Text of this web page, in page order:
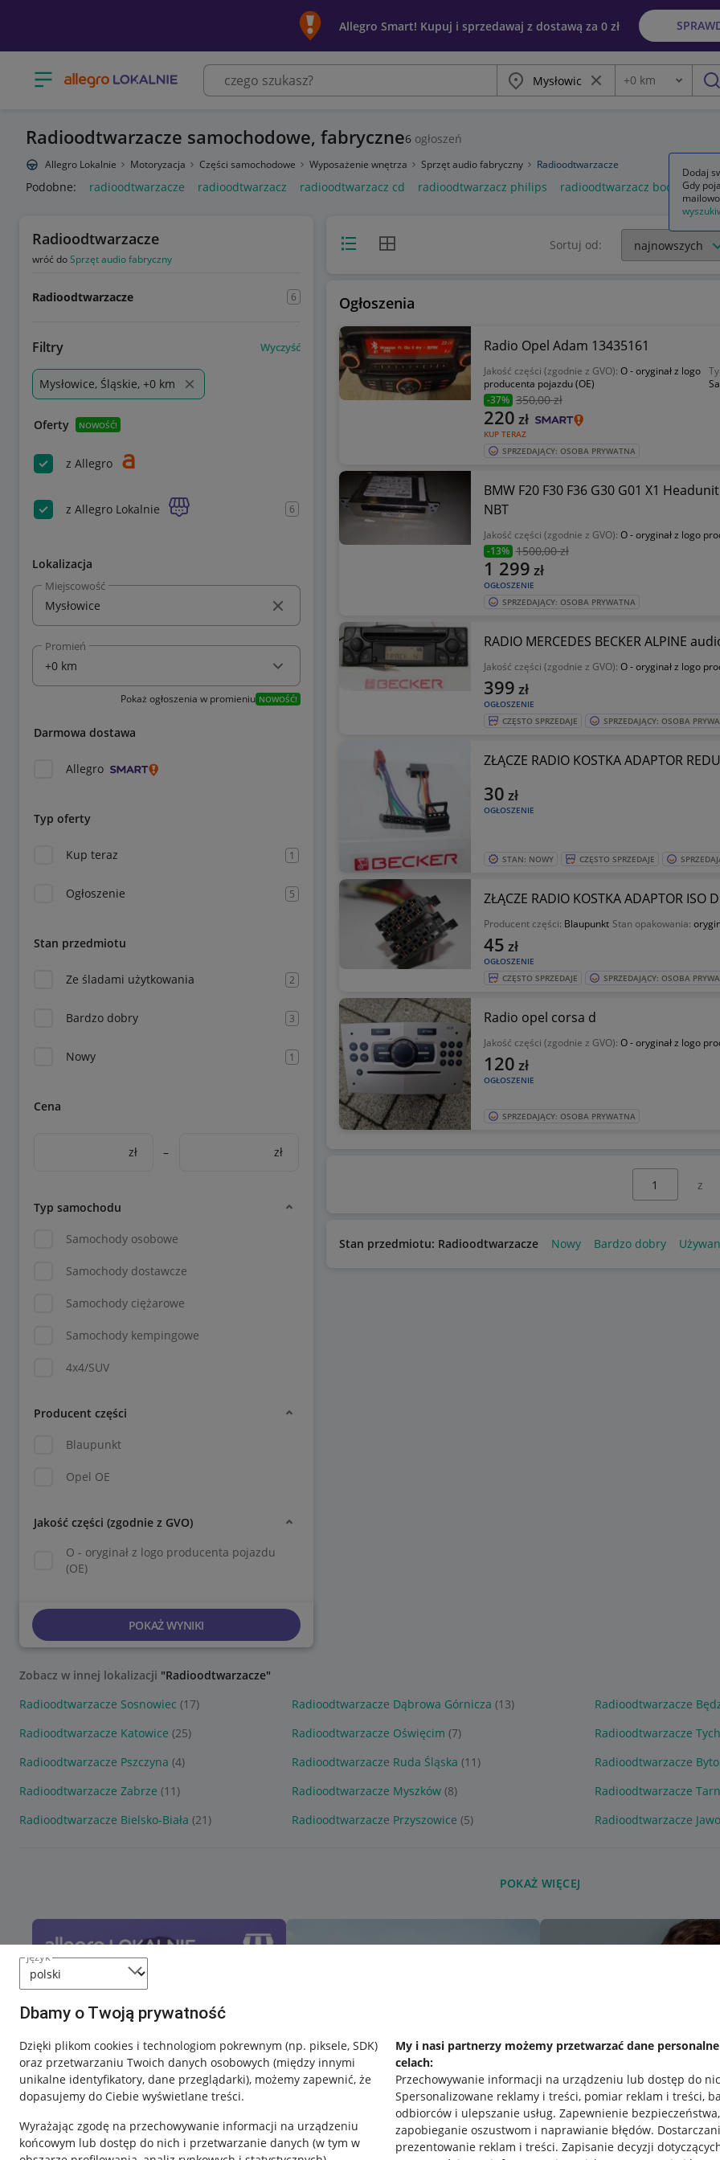
język
Dbamy o Twoją prywatność
Dzięki plikom cookies i technologiom pokrewnym (np. piksele, SDK)
oraz przetwarzaniu Twoich danych osobowych (między innymi
unikalne identyfikatory, dane przeglądarki), możemy zapewnić, że
dopasujemy do Ciebie wyświetlane treści.
Wyrażając zgodę na przechowywanie informacji na urządzeniu
końcowym lub dostęp do nich i przetwarzanie danych (w tym w
My i nasi partnerzy możemy przetwarzać dane
celach:
Przechowywanie informacji na urządzeniu lub dostęp do
Spersonalizowane reklamy i treści, pomiar reklam i treści,
odbiorców i ulepszanie usług. Zapewnienie bezpieczeństwa,
zapobieganie oszustwom i naprawianie błędów.
prezentowanie reklam i treści. Zapisanie decyzji
Allegro Smart! Kupuj i sprzedawaj z dostawą za 0 zł
Otwórz menu z kategoriami Miasto Wyczyść frazę
Odległość
+0 km
Radioodtwarzacze samochodowe, fabryczne6 ogłoszeń
Allegro Lokalnie Motoryzacja Części samochodowe Wyposażenie wnętrza Sprzęt audio fabryczny Radioodtwarzacze
Podobne: radioodtwarzacze radioodtwarzacz radioodtwarzacz cd radioodtwarzacz philips radioodtwarzacz boombox
Radioodtwarzacze
wróć doSprzęt audio fabryczny
Radioodtwarzacze 6
Filtry Wyczyść
Mysłowice, Śląskie, +0 km
Oferty NOWOŚĆ!
z Allegro
z Allegro Lokalnie 6
Lokalizacja
Miejscowość
Promień
Pokaż ogłoszenia w promieniu NOWOŚĆ!
Darmowa dostawa
Allegro
Typ oferty
Kup teraz 1
Ogłoszenie 5
Stan przedmiotu
Ze śladami użytkowania 2
Bardzo dobry 3
Nowy 1
Cena
zł – zł
Typ samochodu
Samochody osobowe
Samochody dostawcze
Samochody ciężarowe
Samochody kempingowe
4x4/SUV
Producent części
Blaupunkt
Opel OE
Jakość części (zgodnie z GVO)
O - oryginał z logo producenta pojazdu
(OE)
POKAŻ WYNIKI
Widok listyWidok siatki Sortuj od:
Ogłoszenia
Radio Opel Adam 13435161
Jakość części (zgodnie z GVO): O - oryginał z logo
producenta pojazdu (OE)
-37% 350,00 zł
KUP TERAZ
220 zł
SPRZEDAJĄCY: OSOBA PRYWATNA
BMW F20 F30 F36 G30 G01 X1
NBT
Jakość części (zgodnie z GVO): O - oryginał z logo
-13% 1500,00 zł
OGŁOSZENIE
1 299 zł
SPRZEDAJĄCY: OSOBA PRYWATNA
Jakość części (zgodnie z GVO): O - oryginał z logo
OGŁOSZENIE
399 zł
CZĘSTO SPRZEDAJE SPRZEDAJĄCY: OSOBA
OGŁOSZENIE
30 zł
STAN: NOWY CZĘSTO SPRZEDAJE
Producent części: Blaupunkt Stan opakowania:
OGŁOSZENIE
45 zł
CZĘSTO SPRZEDAJE SPRZEDAJĄCY: OSOBA
Radio opel corsa d
Jakość części (zgodnie z GVO): O - oryginał z logo
OGŁOSZENIE
120 zł
SPRZEDAJĄCY: OSOBA PRYWATNA
z
Stan przedmiotu: Radioodtwarzacze Nowy Bardzo dobry
Zobacz w innej lokalizacji "Radioodtwarzacze"
Radioodtwarzacze Sosnowiec (17) Radioodtwarzacze Dąbrowa Górnicza (13) Radioodtwarzacze
Radioodtwarzacze Katowice (25) Radioodtwarzacze Oświęcim (7) Radioodtwarzacze
Radioodtwarzacze Pszczyna (4) Radioodtwarzacze Ruda Śląska (11) Radioodtwarzacze
Radioodtwarzacze Zabrze (11) Radioodtwarzacze Myszków (8) Radioodtwarzacze
Radioodtwarzacze Bielsko-Biała (21) Radioodtwarzacze Przyszowice (5) Radioodtwarzacze
POKAŻ WIĘCEJ
Dodaj
Gdy